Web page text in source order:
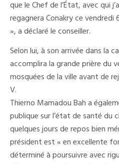
que le Chef de l’État, avec qui
regagnera Conakry ce vendredi
», a déclaré le conseiller.
Selon lui, à son arrivée dans la
accomplira la grande prière du
mosquées de la ville avant de
V.
Thierno Mamadou Bah a
publique sur l’état de santé du
quelques jours de repos bien
président est « en excellente
déterminé à poursuivre avec